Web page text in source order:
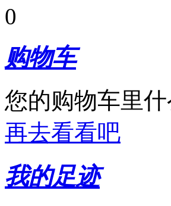
0
购物车
您的购物车里
再去看看吧
我的足迹